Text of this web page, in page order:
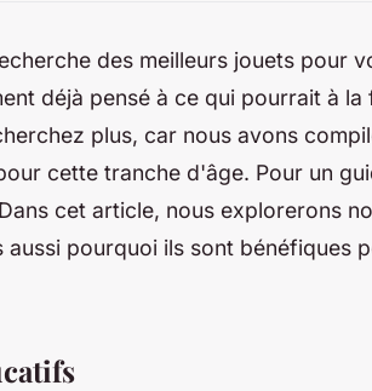
des meilleurs jouets pour
déjà pensé à ce qui pourrait à
plus, car nous avons
cette tranche d'âge. Pour un
cet article, nous explorerons
aussi pourquoi ils sont bénéfiques